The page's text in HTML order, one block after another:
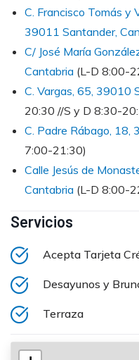
C. Francisco Tomás y
39011 Santander,
C/ José María
Cantabria (L-D 8:00-
C. Vargas, 65, 39010
20:30 //S y D 8:30-
C. Padre Rábago, 18,
7:00-21:30)
Calle Jesús de
Cantabria (L-D 8:00-
Servicios
Acepta Tarjeta
Desayunos y
Terraza